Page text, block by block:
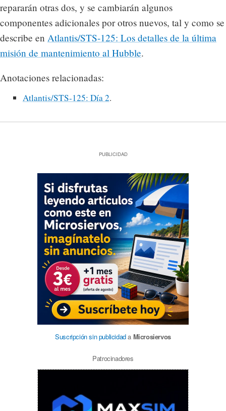
repararán otras dos, y se cambiarán algunos
componentes adicionales por otros nuevos, tal y como se
describe en Atlantis/STS-125: Los detalles de la última
misión de mantenimiento al Hubble.
Anotaciones relacionadas:
Atlantis/STS-125: Día 2.
PUBLICIDAD
Suscripción sin publicidada Microsiervos
Patrocinadores